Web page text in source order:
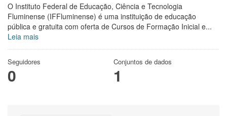
O Instituto Federal de Educação, Ciência e Tecnologia
Fluminense (IFFluminense) é uma instituição de educação
pública e gratuita com oferta de Cursos de Formação Inicial e...
Leia mais
Seguidores
0
Conjuntos de dados
1